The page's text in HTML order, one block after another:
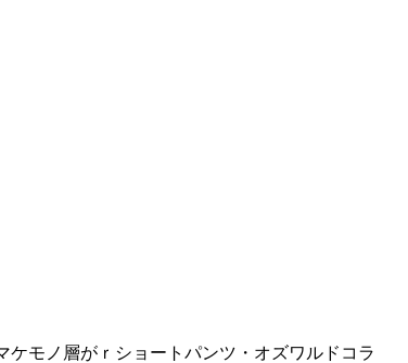
モノ層がｒショートパンツ・オズワルドコラ